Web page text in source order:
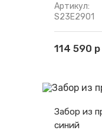
Артикул:
S23E2901
114 590 р
Забор из
синий